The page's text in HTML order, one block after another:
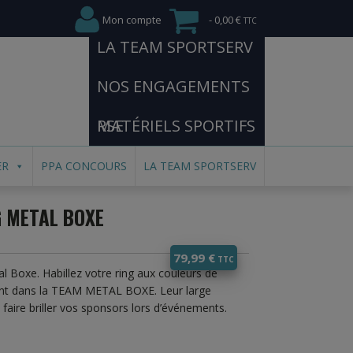
Mon compte 0,00 €
LA TEAM SPORTSERV
NOS ENGAGEMENTS
RSE
MATÉRIELS SPORTIFS
PPA CONCOURS LA TEAM SPORTSERV
BOXE
79,99 €
Boxe. Habillez votre ring aux couleurs de
la TEAM METAL BOXE. Leur large
briller vos sponsors lors d’événements.